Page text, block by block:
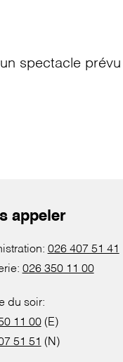
spectacle
appeler
026 407 51 41
026 350 11 00
du soir:
11 00(E)
51 51 (N)